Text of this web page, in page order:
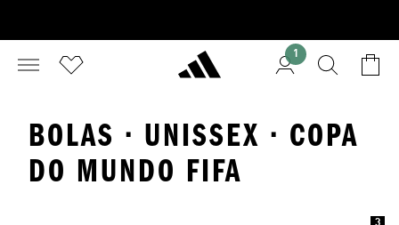
1
BOLAS · UNISSEX · COPA
DO MUNDO FIFA